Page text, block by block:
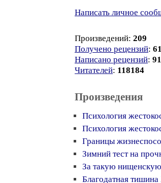
Написать личное
Произведений: 209
Получено рецензий:
Написано рецензий:
Читателей: 118184
Произведения
Психология
Психология
Границы
Зимний тест на
За такую нищенскую
Благодатная тишина